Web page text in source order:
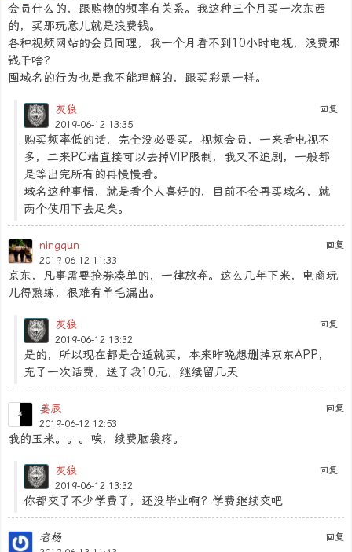
会员什么的，跟购物的频率有关系。我这种三个月买一次东西
的，买那玩意儿就是浪费钱。
各种视频网站的会员同理，我一个月看不到10小时电视，浪费那
钱干啥？
囤域名的行为也是我不能理解的，跟买彩票一样。
回复
灰狼
2019-06-12 13:35
购买频率低的话，完全没必要买。视频会员，一来看电视不
多，二来PC端直接可以去掉VIP限制，我又不追剧，一般都
是等出完所有的再慢慢看。
域名这种事情，就是看个人喜好的，目前不会再买域名，就
两个使用下去足矣。
回复
ningqun
2019-06-12 11:33
京东，凡事需要抢券凑单的，一律放弃。这么几年下来，电商玩
儿得熟练，很难有羊毛漏出。
回复
灰狼
2019-06-12 13:32
是的，所以现在都是合适就买，本来昨晚想删掉京东APP，
充了一次话费，送了我10元，继续留几天
回复
姜辰
2019-06-12 12:53
我的玉米。。。唉，续费脑袋疼。
回复
灰狼
2019-06-12 13:32
你都交了不少学费了，还没毕业啊？学费继续交吧
回复
老杨